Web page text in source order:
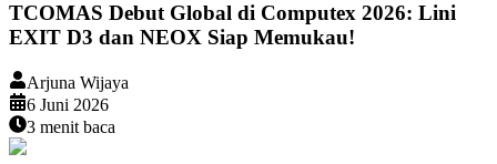
TCOMAS Debut Global di Computex 2026: Lini
EXIT D3 dan NEOX Siap Memukau!
Arjuna Wijaya
6 Juni 2026
3 menit baca